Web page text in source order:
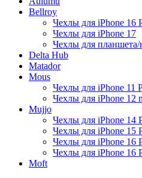
Bellroy
Чехлы для iPhone 16
Чехлы для iPhone 17
Чехлы для планшета/
Delta Hub
Matador
Mous
Чехлы для iPhone 11
Чехлы для iPhone 12
Mujjo
Чехлы для iPhone 14
Чехлы для iPhone 15
Чехлы для iPhone 16
Чехлы для iPhone 16
Moft